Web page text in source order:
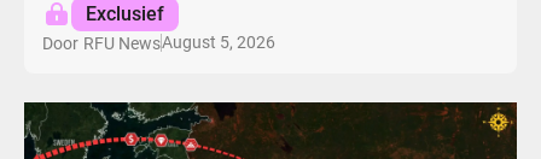
Exclusief
Door RFU NewsAugust 5, 2026